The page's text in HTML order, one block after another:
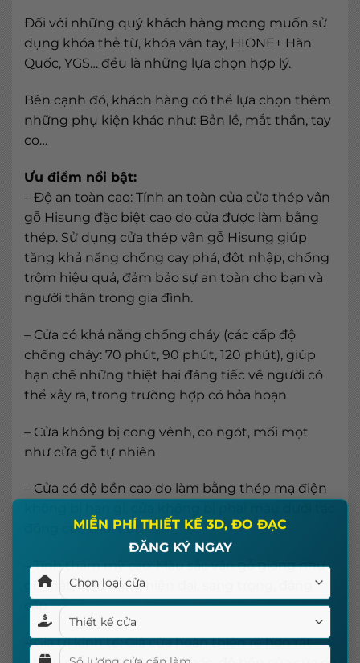
MIỄN PHÍ THIẾT KẾ 3D, ĐO ĐẠC
ĐĂNG KÝ NGAY
Đối với những quý khách hàng mong muốn sử
dụng khóa thẻ từ, khóa vân tay, HIONE+ Hàn
Quốc, YGS… đều là những lựa chọn hợp lý.
Bên cạnh đó, khách hàng có thể lựa chọn thêm
những phụ kiện khác như: Bản lề, mắt thần, tay
co…
Ưu điểm nổi bật:
– Độ an toàn cao: Tính an toàn của cửa thép vân
gỗ Hisung đặc biệt cao do cửa được làm bằng
thép. Sử dụng cửa thép vân gỗ Hisung giúp
tăng khả năng chống cạy phá, đột nhập, chống
trộm hiệu quả, đảm bảo sự an toàn cho bạn và
người thân trong gia đình.
– Cửa có khả năng chống cháy (các cấp độ
chống cháy: 70 phút, 90 phút, 120 phút), giúp
hạn chế những thiệt hại đáng tiếc về người có
thể xảy ra, trong trường hợp có hỏa hoạn
– Cửa không bị cong vênh, co ngót, mối mọt
như cửa gỗ tự nhiên
– Cửa có độ bền cao do làm bằng thép mạ điện
động của thời tiết.
– Tính thẩm mỹ cao: Màu sắc vân gỗ giống như
gỗ thật, kiểu dáng hiện đại, sang trọng, đẳng
cấp
– Giá trị kinh tế: Giá cửa hoàn thiện rẻ hơn rất